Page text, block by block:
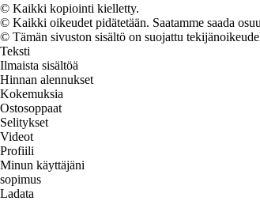
© Kaikki kopiointi kielletty.
© Kaikki oikeudet pidätetään. Saatamme saada
© Tämän sivuston sisältö on suojattu
Teksti
Ilmaista sisältöä
Hinnan alennukset
Kokemuksia
Ostosoppaat
Selitykset
Videot
Profiili
Minun käyttäjäni
sopimus
Ladata